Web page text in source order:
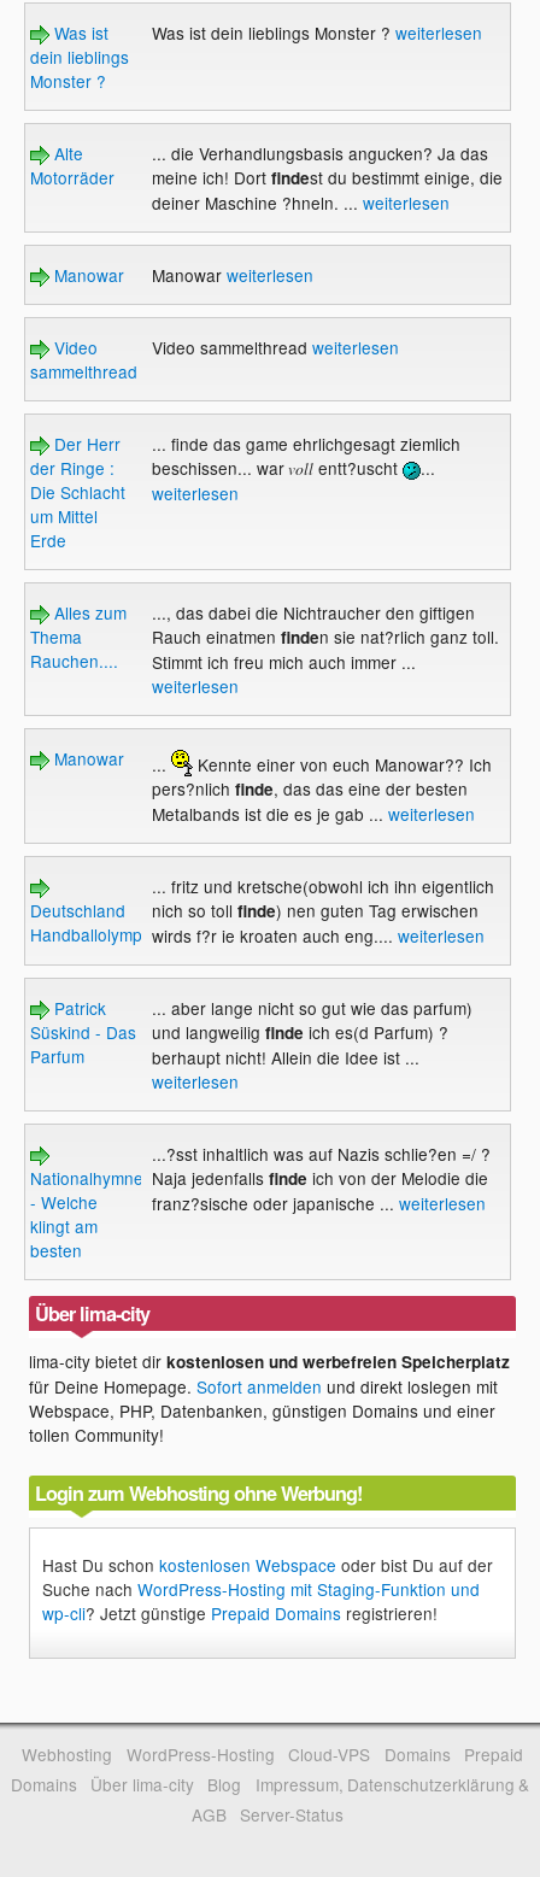
Was ist
dein lieblings
Monster ?
Was ist dein lieblings Monster ? weiterlesen
Alte
Motorräder
... die Verhandlungsbasis angucken? Ja das
meine ich! Dortfindest du bestimmt einige, die
deiner Maschine ?hneln. ... weiterlesen
Manowar Manowar weiterlesen
Video
sammelthread
Video sammelthread weiterlesen
Der Herr
der Ringe :
Die Schlacht
um Mittel
Erde
... finde das game ehrlichgesagt ziemlich
beschissen... warvollentt?uscht
...
weiterlesen
Alles zum
Thema
Rauchen....
..., das dabei die Nichtraucher den giftigen
Rauch einatmen finden sie nat?rlich ganz toll.
Stimmt ich freu mich auch immer ...
weiterlesen
Manowar ...
Kennte einer von euch Manowar?? Ich
pers?nlich finde, das das eine der besten
Metalbands ist die es je gab ... weiterlesen
Deutschland
Handballolympiasieger?
... fritz und kretsche(obwohl ich ihn eigentlich
nich so toll finde) nen guten Tag erwischen
wirds f?r ie kroaten auch eng.... weiterlesen
Patrick
Süskind - Das
Parfum
... aber lange nicht so gut wie das parfum)
und langweilig finde ich es(d Parfum) ?
berhaupt nicht! Allein die Idee ist ...
weiterlesen
Nationalhymnen
- Welche
klingt am
besten
...?sst inhaltlich was auf Nazis schlie?en =/ ?
Naja jedenfallsfinde ich von der Melodie die
franz?sische oder japanische ... weiterlesen
Über lima-city
lima-city bietet dirkostenlosen und werbefreien Speicherplatz
für Deine Homepage.Sofort anmelden und direkt loslegen mit
Webspace, PHP, Datenbanken, günstigen Domains und einer
tollen Community!
Login zum Webhosting ohne Werbung!
Hast Du schonkostenlosen Webspace oder bist Du auf der
Suche nachWordPress-Hosting mit Staging-Funktion und
wp-cli? Jetzt günstige Prepaid Domains registrieren!
Webhosting WordPress-Hosting Cloud-VPS Domains
Prepaid
Domains
Über lima-city Blog
Impressum, Datenschutzerklärung &
AGB
Server-Status